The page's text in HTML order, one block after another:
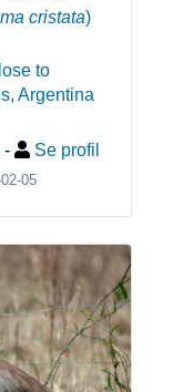
cristata)
to
, Argentina
- Se profil
05